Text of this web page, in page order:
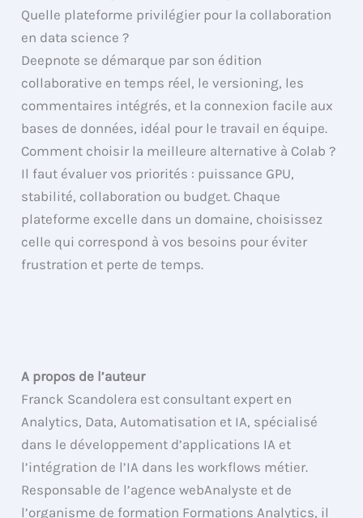
Quelle plateforme privilégier pour la collaboration
en data science ?
Deepnote se démarque par son édition
collaborative en temps réel, le versioning, les
commentaires intégrés, et la connexion facile aux
bases de données, idéal pour le travail en équipe.
Comment choisir la meilleure alternative à Colab ?
Il faut évaluer vos priorités : puissance GPU,
stabilité, collaboration ou budget. Chaque
plateforme excelle dans un domaine, choisissez
celle qui correspond à vos besoins pour éviter
frustration et perte de temps.
A propos de l’auteur
Franck Scandolera est consultant expert en
Analytics, Data, Automatisation et IA, spécialisé
dans le développement d’applications IA et
l’intégration de l’IA dans les workflows métier.
Responsable de l’agence webAnalyste et de
l’organisme de formation Formations Analytics, il